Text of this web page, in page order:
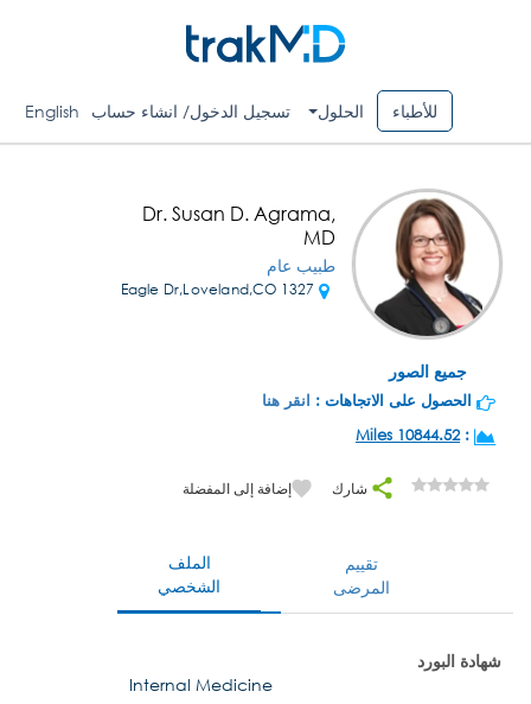
للأطباء الحلول تسجيل الدخول/ انشاء حساب English
جميع الصور
Dr. Susan D. Agrama,
MD
طبيب عام
الحصول على الاتجاهات : انقر هنا
:
10844.52 Miles
شارك إضافة إلى المفضلة
الملف
الشخصي
تقييم
المرضى
شهادة البورد
Internal Medicine